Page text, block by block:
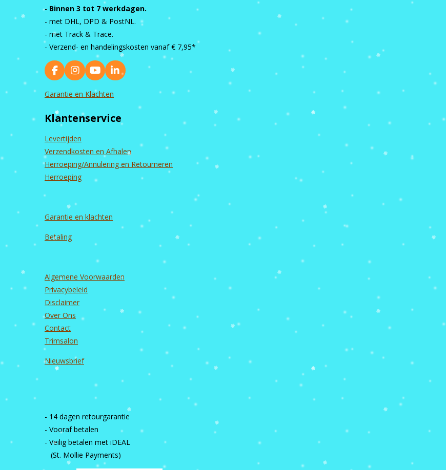
- Binnen 3 tot 7 werkdagen.
- met DHL, DPD & PostNL.
- met Track & Trace.
- Verzend- en handelingskosten vanaf € 7,95*
F
a
c
b
o
k
I
n
s
g
a
m
Y
o
u
b
L
i
d
Garantie en Klachten
Klantenservice
Levertijden
Verzendkosten en Afhalen
Herroeping/Annulering en Retourneren
Herroeping
Garantie en klachten
Betaling
Algemene Voorwaarden
Privacybeleid
Disclaimer
Over Ons
Contact
Trimsalon
Nieuwsbrief
- 14 dagen retourgarantie
- Vooraf betalen
- Veilig betalen met iDEAL
(St. Mollie Payments)